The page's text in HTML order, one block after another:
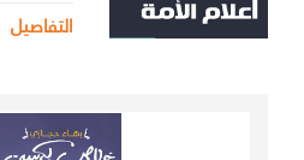
التفاصيل